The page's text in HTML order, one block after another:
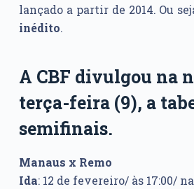
lançado a partir de 2014. Ou
inédito.
A CBF divulgou na
terça-feira (9), a
semifinais.
Manaus x Remo
Ida: 12 de fevereiro/ às 17:00/